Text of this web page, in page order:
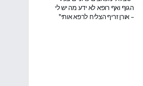
הגוף ואף רופא לא ידע מה יש לי
– אורן זריף הצליח לרפא אותי"